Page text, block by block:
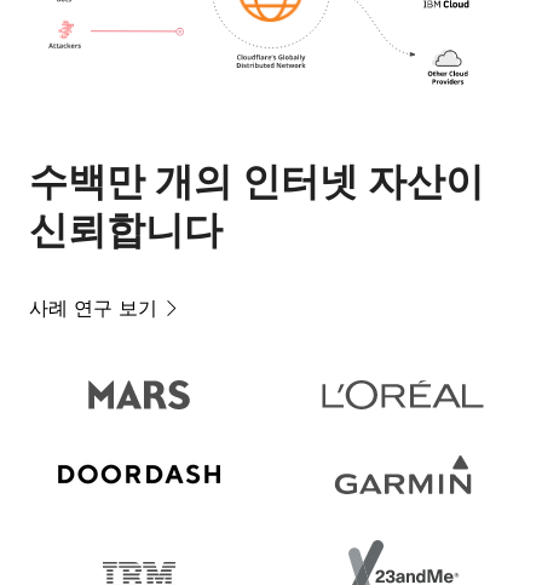
수백만 개의 인터넷 자산이
신뢰합니다
사례 연구 보기